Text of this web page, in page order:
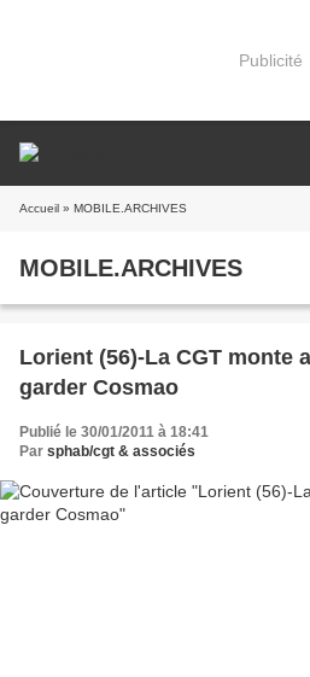
Publicité
Accueil » MOBILE.ARCHIVES
MOBILE.ARCHIVES
Lorient (56)-La CGT monte
garder Cosmao
Publié le 30/01/2011 à 18:41
Par sphab/cgt & associés